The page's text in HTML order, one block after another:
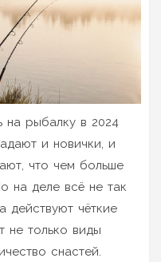
на рыбалку в 2024
и новички, и
что чем больше
на деле всё не так
действуют чёткие
не только виды
снастей.